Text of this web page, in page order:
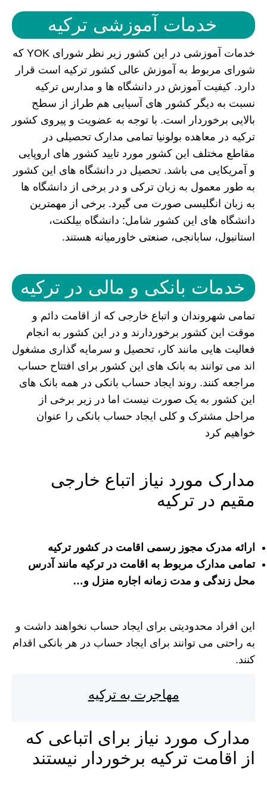
خدمات آموزشی ترکیه
خدمات آموزشی در این کشور زیر نظر شورای YOK که
شورای مربوط به آموزش عالی کشور ترکیه است قرار
دارد. کیفیت آموزش در دانشگاه ها و مدارس ترکیه
نسبت به دیگر کشور های آسیایی هم طراز از سطح
بالایی برخوردار است. با توجه به عضویت و پیروی کشور
ترکیه در معاهده بولونیا تمامی مدارک تحصیلی در
مقاطع مختلف این کشور مورد تایید کشور های اروپایی
و آمریکایی می باشد. تحصیل در دانشگاه های این کشور
به طور معمول به زبان ترکی و در برخی از دانشگاه ها
به زبان انگلیسی صورت می گیرد. برخی از مهمترین
دانشگاه های این کشور شامل: دانشگاه بیلکنت،
استانبول، سابانجی، صنعتی خاورمیانه هستند.
خدمات بانکی و مالی در ترکیه
تمامی شهروندان و اتباع خارجی که از اقامت دائم و
موقت این کشور برخوردارند و در این کشور به انجام
فعالیت هایی مانند کار، تحصیل و سرمایه گذاری مشغول
اند می توانند به بانک های این کشور برای افتتاح حساب
مراجعه کنند. روند ایجاد حساب بانکی در همه بانک های
این کشور به یک صورت نیست اما در زیر برخی از
مراحل مشترک و کلی ایجاد حساب بانکی را عنوان
خواهیم کرد
مدارک مورد نیاز اتباع خارجی
مقیم در ترکیه
ارائه مدرک مجوز رسمی اقامت در کشور ترکیه
تمامی مدارک مربوط به اقامت در ترکیه مانند آدرس
محل زندگی و مدت زمانه اجاره منزل و…
این افراد محدودیتی برای ایجاد حساب نخواهند داشت و
به راحتی می توانند برای ایجاد حساب در هر بانکی اقدام
کنند.
مهاجرت به ترکیه
مدارک مورد نیاز برای اتباعی که
از اقامت ترکیه برخوردار نیستند